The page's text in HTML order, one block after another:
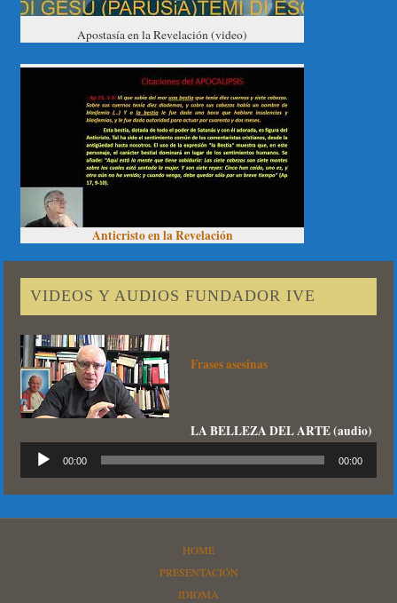
Apostasía en la Revelación (video)
Anticristo en la Revelación
VIDEOS Y AUDIOS FUNDADOR IVE
Frases asesinas
LA BELLEZA DEL ARTE (audio)
Reproductor
de
audio
00:00 00:00
HOME
PRESENTACIÓN
IDIOMA